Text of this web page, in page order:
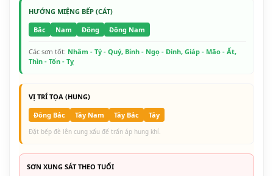
HƯỚNG MIỆNG BẾP (CÁT)
Bắc
Nam Đông Đông Nam
Các sơn tốt: Nhâm - Tý - Quý, Bính - Ngọ - Đinh, Giáp - Mão - Ất,
Thìn - Tốn - Tỵ
VỊ TRÍ TỌA (HUNG)
Đông Bắc
Tây Nam Tây Bắc Tây
Đặt bếp đè lên cung xấu để trấn áp hung khí.
SƠN XUNG SÁT THEO TUỔI